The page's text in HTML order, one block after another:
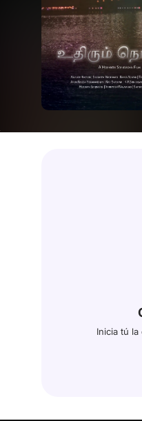
Inicia tú